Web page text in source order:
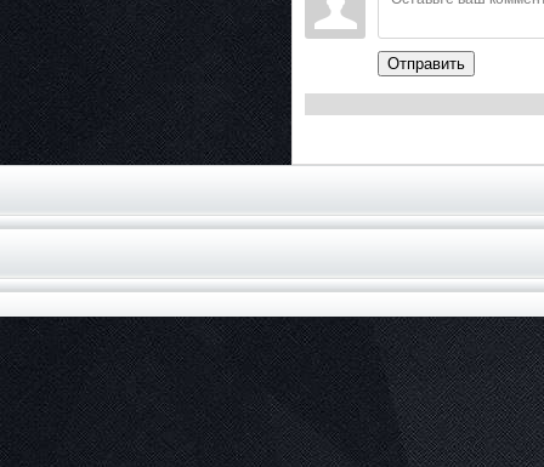
Отправить